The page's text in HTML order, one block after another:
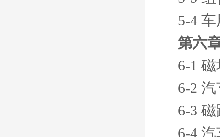
5-4
第六
6-1
6-2
6-3
6-4